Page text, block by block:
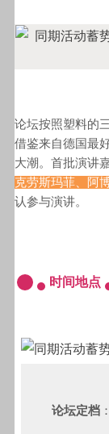
论坛按照塑料的
借鉴来自德国最
大潮。首批演讲
克劳斯玛菲、阿
认参与演讲。
时间地点
论坛定档：